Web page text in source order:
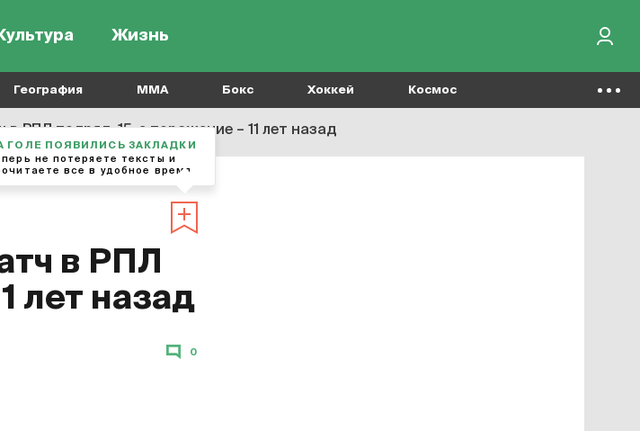
Культура Жизнь
География MMA Бокс Хоккей Космос
в РПЛ подряд. 15-е поражение – 11 лет назад
в РПЛ
лет назад
0
ГОЛЕ ПОЯВИЛИСЬ ЗАКЛАДКИ
не потеряете тексты и
все в удобное время